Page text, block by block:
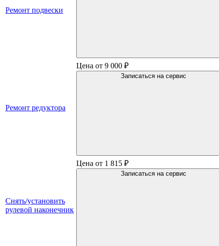
Ремонт подвески
Ремонт редуктора
Цена от 9 000 ₽
Записаться на сервис
Снять/установить
рулевой наконечник
Цена от 1 815 ₽
Записаться на сервис